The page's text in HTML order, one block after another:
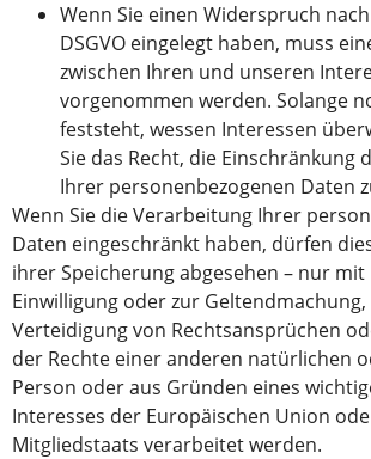
Wenn Sie einen Widerspruch nach
DSGVO eingelegt haben, muss
zwischen Ihren und unseren
vorgenommen werden. Solange
feststeht, wessen Interessen
Sie das Recht, die Einschränkung
Ihrer personenbezogenen Daten
Wenn Sie die Verarbeitung Ihrer
Daten eingeschränkt haben, dürfen
ihrer Speicherung abgesehen – nur
Einwilligung oder zur
Verteidigung von Rechtsansprüchen
der Rechte einer anderen natürlichen
Person oder aus Gründen eines
Interesses der Europäischen Union
Mitgliedstaats verarbeitet werden.